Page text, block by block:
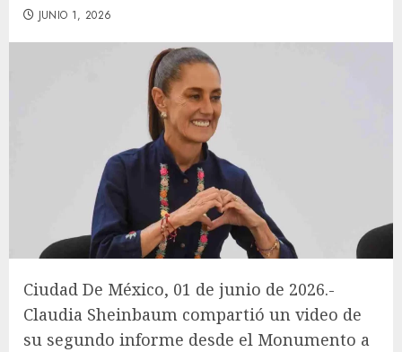
JUNIO 1, 2026
Ciudad De México, 01 de junio de 2026.-
Claudia Sheinbaum compartió un video de
su segundo informe desde el Monumento a